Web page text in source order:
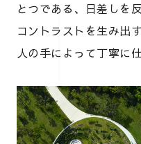
とつである、日差しを
コントラストを生み出
人の手によって丁寧に